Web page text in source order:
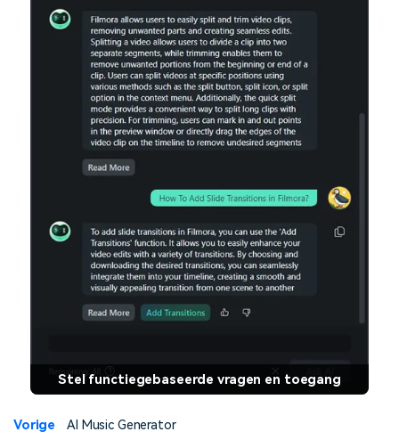
Stel functiegebaseerde vragen en toegang
Vorige
AI Music Generator